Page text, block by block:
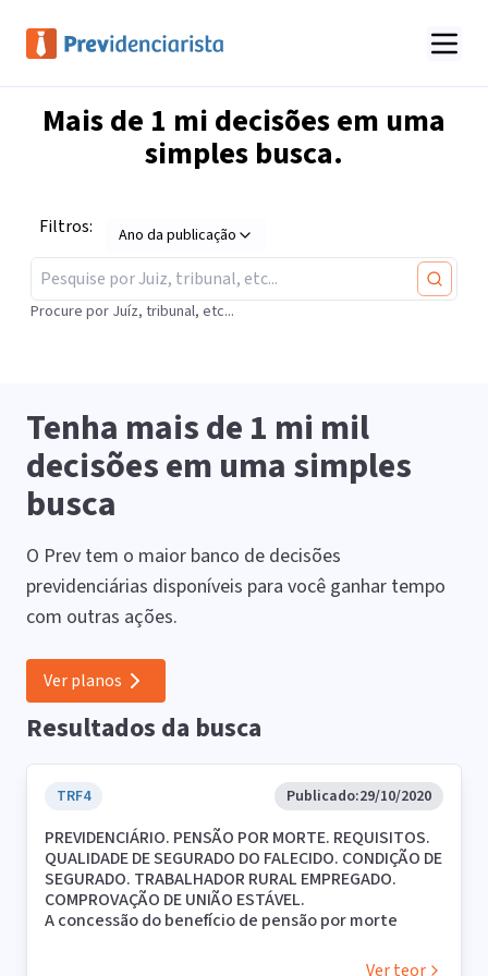
Mais de 1 mi decisões em uma
simples busca.
Filtros: Ano da publicação
Procure por Juíz, tribunal, etc...
Tenha mais de1 mi mil
decisões em uma simples
busca
O Prev tem o maior banco de decisões
previdenciárias disponíveis para você ganhar tempo
com outras ações.
Ver planos
Resultados da busca
TRF4 Publicado:29/10/2020
PREVIDENCIÁRIO. PENSÃO POR MORTE. REQUISITOS.
QUALIDADE DE SEGURADO DO FALECIDO. CONDIÇÃO DE
SEGURADO. TRABALHADOR RURAL EMPREGADO.
COMPROVAÇÃO DE UNIÃO ESTÁVEL.
A concessão do benefício de pensão por morte
requisitos: a) a ocorrência do evento morte; b) a
Ver teor